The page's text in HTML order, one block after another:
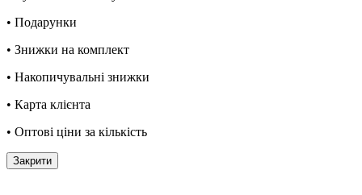
• Подарунки
• Знижки на комплект
• Накопичувальні знижки
• Карта клієнта
• Оптові ціни за кількість
Закрити